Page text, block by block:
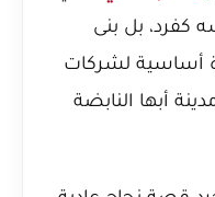
كفرد، بل بنى
أساسية لشركات
أبها النابضة